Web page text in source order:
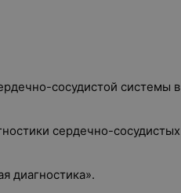
сосудистой системы в
сердечно-сосудистых
диагностика».